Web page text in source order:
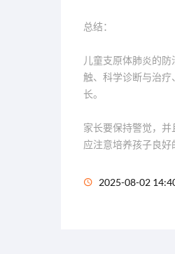
总结：
儿童支原体肺炎的
触、科学诊断与治
长。
家长要保持警觉，
应注意培养孩子良好
2025-08-02